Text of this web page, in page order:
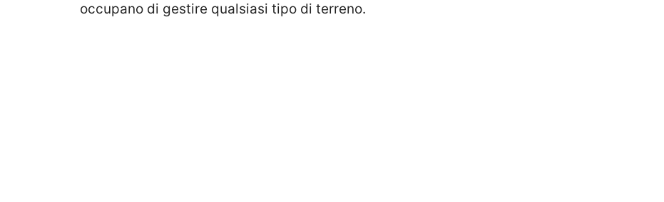
occupano di gestire qualsiasi tipo di terreno.